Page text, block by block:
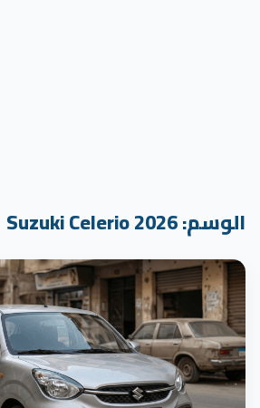
الوسم:Suzuki Celerio 2026